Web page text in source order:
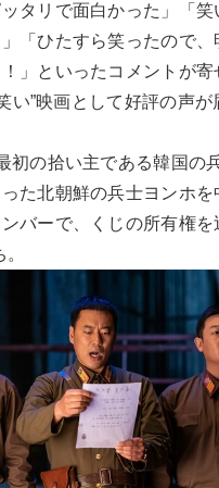
タリで面白かった」「
「ひたすら笑ったので、
」といったコメントが寄
い”映画として好評の声が
初の拾い主である韓国の
た北朝鮮の兵士ヨンホを
バーで、くじの所有権を